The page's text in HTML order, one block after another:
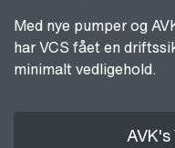
Med nye pumper og
har VCS fået en
minimalt vedligehold.